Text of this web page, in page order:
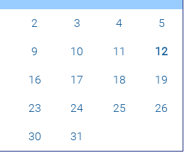
2 3 4 5
9 10 11 12
16 17 18 19
23 24 25 26
30 31